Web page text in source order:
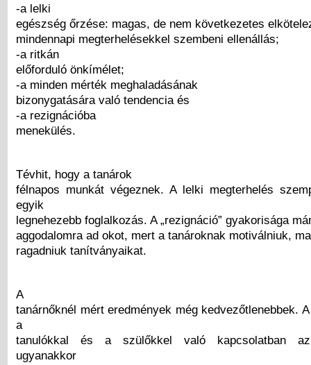
-a lelki
egészség őrzése: magas, de nem következetes
mindennapi megterhelésekkel szembeni ellenállás;
-a ritkán
előforduló önkímélet;
-a minden mérték meghaladásának
bizonygatására való tendencia és
-a rezignációba
menekülés.
Tévhit, hogy a tanárok
félnapos munkát végeznek. A lelki megterhelés
egyik
legnehezebb foglalkozás. A „rezignáció” gyakorisága
aggodalomra ad okot, mert a tanároknak motiválniuk,
ragadniuk tanítványaikat.
A
tanárnőknél mért eredmények még kedvezőtlenebbek.
a
tanulókkal és a szülőkkel való kapcsolatban az
ugyanakkor